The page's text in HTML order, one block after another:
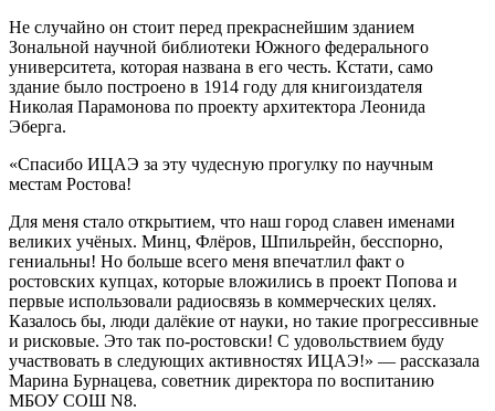
Не случайно он стоит перед прекраснейшим зданием
Зональной научной библиотеки Южного федерального
университета, которая названа в его честь. Кстати, само
здание было построено в 1914 году для книгоиздателя
Николая Парамонова по проекту архитектора Леонида
Эберга.
«Спасибо ИЦАЭ за эту чудесную прогулку по научным
местам Ростова!
Для меня стало открытием, что наш город славен именами
великих учёных. Минц, Флёров, Шпильрейн, бесспорно,
гениальны! Но больше всего меня впечатлил факт о
ростовских купцах, которые вложились в проект Попова и
первые использовали радиосвязь в коммерческих целях.
Казалось бы, люди далёкие от науки, но такие прогрессивные
и рисковые. Это так по-ростовски! С удовольствием буду
участвовать в следующих активностях ИЦАЭ!» — рассказала
Марина Бурнацева, советник директора по воспитанию
МБОУ СОШ N8.